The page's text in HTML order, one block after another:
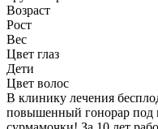
Возраст
Рост
Вес
Цвет глаз
Дети
Цвет волос
В клинику лечения
повышенный гонорар под